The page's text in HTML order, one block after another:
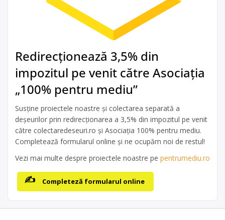
Redirecționează 3,5% din
impozitul pe venit către Asociația
„100% pentru mediu”
Susține proiectele noastre și colectarea separată a
deșeurilor prin redirecționarea a 3,5% din impozitul pe venit
către colectaredeseuri.ro și Asociația 100% pentru mediu.
Completează formularul online și ne ocupăm noi de restul!
Vezi mai multe despre proiectele noastre pe pentrumediu.ro
Completeză formularul online